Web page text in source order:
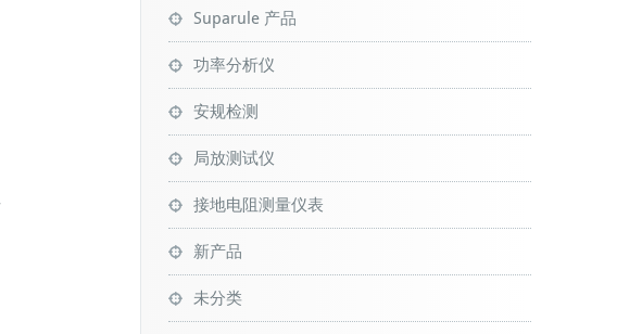
Suparule 产品
功率分析仪
安规检测
局放测试仪
接地电阻测量仪表
新产品
未分类